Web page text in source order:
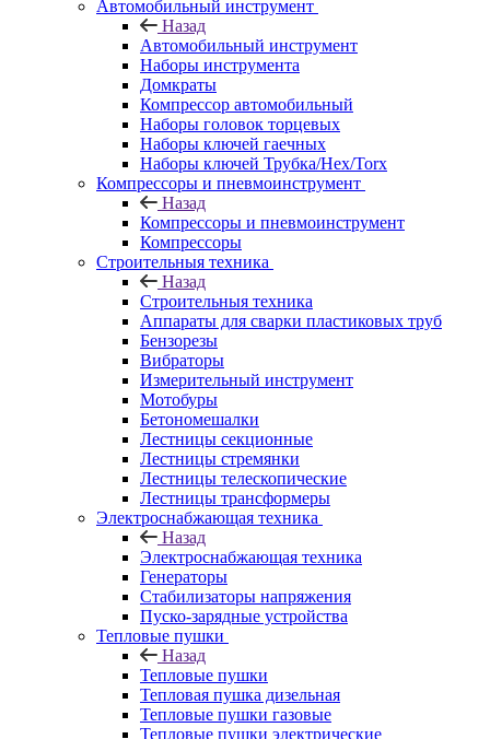
Автомобильный инструмент
Назад
Автомобильный инструмент
Наборы инструмента
Домкраты
Компрессор автомобильный
Наборы головок торцевых
Наборы ключей гаечных
Наборы ключей Трубка/Hex/Torx
Компрессоры и пневмоинструмент
Назад
Компрессоры и пневмоинструмент
Компрессоры
Строительныя техника
Назад
Строительныя техника
Аппараты для сварки пластиковых труб
Бензорезы
Вибраторы
Измерительный инструмент
Мотобуры
Бетономешалки
Лестницы секционные
Лестницы стремянки
Лестницы телескопические
Лестницы трансформеры
Электроснабжающая техника
Назад
Электроснабжающая техника
Генераторы
Стабилизаторы напряжения
Пуско-зарядные устройства
Тепловые пушки
Назад
Тепловые пушки
Тепловая пушка дизельная
Тепловые пушки газовые
Тепловые пушки электрические